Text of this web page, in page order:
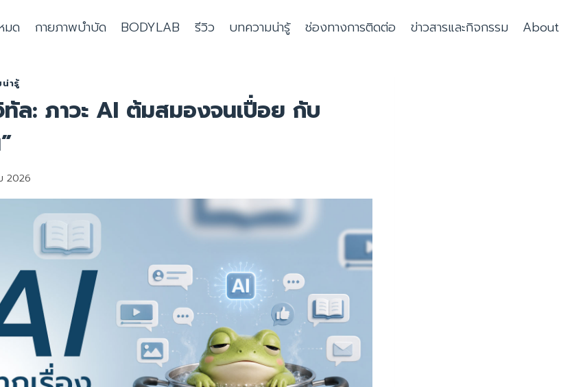
มด กายภาพบำบัด BODYLAB รีวิว บทความน่ารู้ ช่องทางการติดต่อ ข่าวสารและกิจกรรม About
ารู้
ล: ภาวะ AI ต้มสมองจนเปื่อย กับ
2026